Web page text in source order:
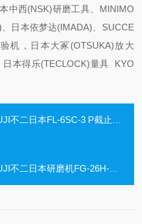
中西(NSK)研磨工具、MINIMO
日本依梦达(IMADA)、SUCCE
机，日本大冢(OTSUKA)放大
本得乐(TECLOCK)量具 KYO
二日本FL-6SC-3 P截止脉冲扳手
日本研磨机FG-26H-20 6 FE模具磨床